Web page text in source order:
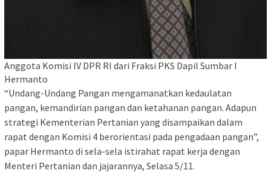
Anggota Komisi IV DPR RI dari Fraksi PKS Dapil Sumbar I
Hermanto
“Undang-Undang Pangan mengamanatkan kedaulatan
pangan, kemandirian pangan dan ketahanan pangan. Adapun
strategi Kementerian Pertanian yang disampaikan dalam
rapat dengan Komisi 4 berorientasi pada pengadaan pangan”,
papar Hermanto di sela-sela istirahat rapat kerja dengan
Menteri Pertanian dan jajarannya, Selasa 5/11.